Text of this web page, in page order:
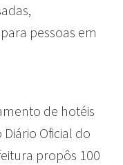
pessoas em
de hotéis
Oficial do
propôs 100